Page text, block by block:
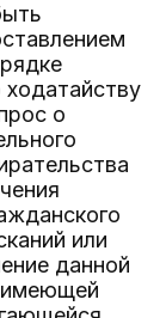
ходатайству
о
или
данной
имеющей